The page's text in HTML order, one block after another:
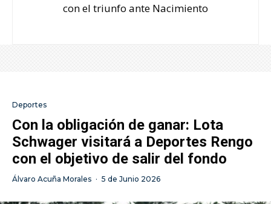
con el triunfo ante Nacimiento
Deportes
Con la obligación de ganar: Lota
Schwager visitará a Deportes Rengo
con el objetivo de salir del fondo
Álvaro Acuña Morales · 5 de Junio 2026